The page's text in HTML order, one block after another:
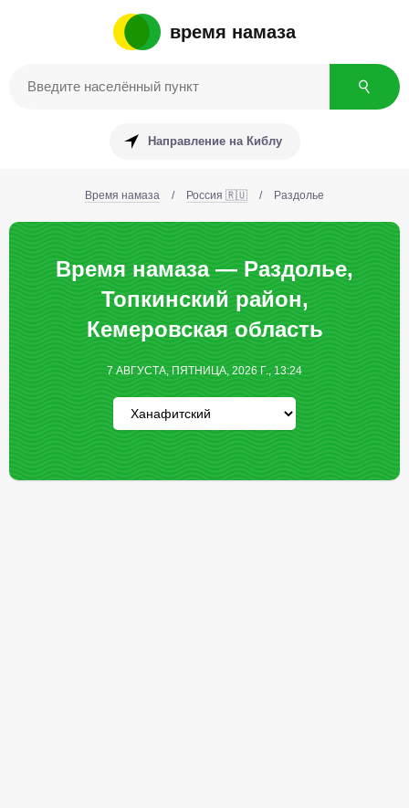
время намаза
Направление на Киблу
Время намаза / Россия 🇷🇺 / Раздолье
Время намаза — Раздолье,
Топкинcкий район,
Кемеровская область
7 АВГУСТА, ПЯТНИЦА, 2026 Г., 13:24